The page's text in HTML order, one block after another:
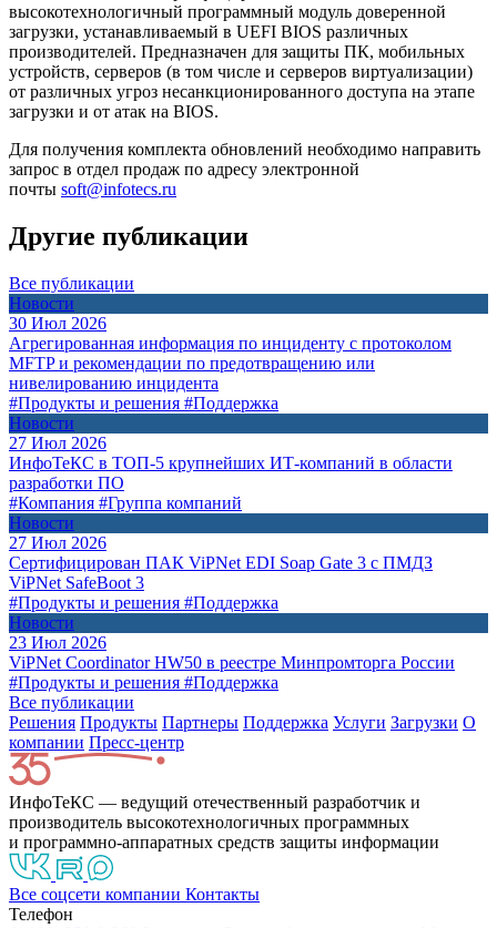
высокотехнологичный программный модуль доверенной
загрузки, устанавливаемый в UEFI BIOS различных
производителей. Предназначен для защиты ПК, мобильных
устройств, серверов (в том числе и серверов виртуализации)
от различных угроз несанкционированного доступа на этапе
загрузки и от атак на BIOS.
Для получения комплекта обновлений необходимо направить
запрос в отдел продаж по адресу электронной
почты soft@infotecs.ru
Другие публикации
Все публикации
Новости
30 Июл 2026
Агрегированная информация по инциденту с протоколом
MFTP и рекомендации по предотвращению или
нивелированию инцидента
#Продукты и решения #Поддержка
Новости
27 Июл 2026
ИнфоТеКС в ТОП-5 крупнейших ИТ-компаний в области
разработки ПО
#Компания #Группа компаний
Новости
27 Июл 2026
Сертифицирован ПАК ViPNet EDI Soap Gate 3 с ПМДЗ
ViPNet SafeBoot 3
#Продукты и решения #Поддержка
Новости
23 Июл 2026
ViPNet Coordinator HW50 в реестре Минпромторга России
#Продукты и решения #Поддержка
Все публикации
Решения Продукты Партнeры Поддержка Услуги Загрузки О
компании Пресс-центр
ИнфоТеКС — ведущий отечественный разработчик и
производитель высокотехнологичных программных
и программно-аппаратных средств защиты информации
Все соцсети компании Контакты
Телефон